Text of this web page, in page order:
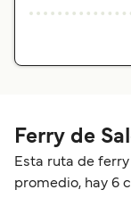
Ferry de
Esta ruta de
promedio, hay 6